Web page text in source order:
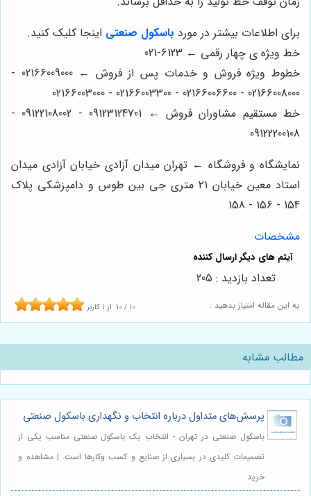
برای اطلاعات بیشتر در مورد باسکول صنعتی اینجا کلیک کنید.
خط ویژه ی چهار رقمی ← 6123-021
خطوط ویژه فروش و خدمات پس از فروش ← 02166009000 -
02166008000 - 02166006600 - 02166003300 - 02166003000
خط مستقیم مشاوران فروش ← 09123124701 - 09122108002 -
09122200108
نمایشگاه و فروشگاه ← تهران میدان آزادی خیابان آزادی میدان
استاد معین خیابان ۲۱ متری جی بین طوس و دامپزشکی پلاک
154 - 156 - 158
مشخصات
به این مقاله امتیاز بدهید : 10 / 10 از1 کاربر
تعداد بازدید : 205
مطالب مشابه
پرسش‌های متداول درباره انتخاب و نگهداری باسکول صنعتی
باسکول صنعتی در تهران - انتخاب یک باسکول صنعتی مناسب یکی از
تصمیمات کلیدی در بسیاری از صنایع و کسب وکارها است. | مشاهده و
خرید